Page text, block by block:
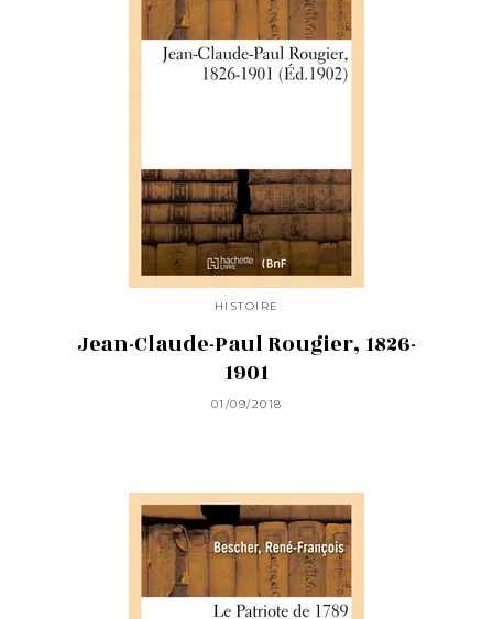
HISTOIRE
Jean-Claude-Paul Rougier, 1826-
1901
01/09/2018